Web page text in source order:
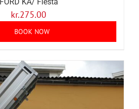
kr.275.00
BOOK NOW